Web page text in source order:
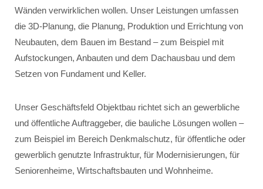
Wänden verwirklichen wollen. Unser Leistungen umfassen
die 3D-Planung, die Planung, Produktion und Errichtung von
Neubauten, dem Bauen im Bestand – zum Beispiel mit
Aufstockungen, Anbauten und dem Dachausbau und dem
Setzen von Fundament und Keller.
Unser Geschäftsfeld Objektbau richtet sich an gewerbliche
und öffentliche Auftraggeber, die bauliche Lösungen wollen –
zum Beispiel im Bereich Denkmalschutz, für öffentliche oder
gewerblich genutzte Infrastruktur, für Modernisierungen, für
Seniorenheime, Wirtschaftsbauten und Wohnheime.